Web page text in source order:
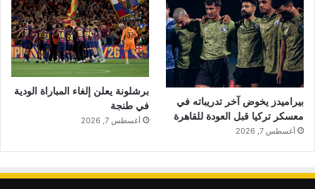
بيراميدز يخوض آخر تدريباته في
معسكر تركيا قبل العودة للقاهرة
أغسطس 7, 2026
برشلونة يعلن إلغاء المباراة الودية
في طنجة
أغسطس 7, 2026